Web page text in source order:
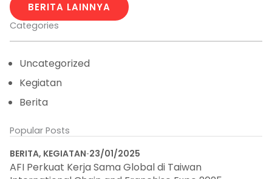
BERITA LAINNYA
Categories
Uncategorized
Kegiatan
Berita
Popular Posts
BERITA, KEGIATAN 23/01/2025
AFI Perkuat Kerja Sama Global di Taiwan